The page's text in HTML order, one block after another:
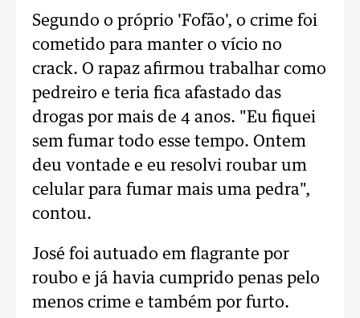
Segundo o próprio 'Fofão', o crime foi
cometido para manter o vício no
crack. O rapaz afirmou trabalhar como
pedreiro e teria fica afastado das
drogas por mais de 4 anos. "Eu fiquei
sem fumar todo esse tempo. Ontem
deu vontade e eu resolvi roubar um
celular para fumar mais uma pedra",
contou.
José foi autuado em flagrante por
roubo e já havia cumprido penas pelo
menos crime e também por furto.